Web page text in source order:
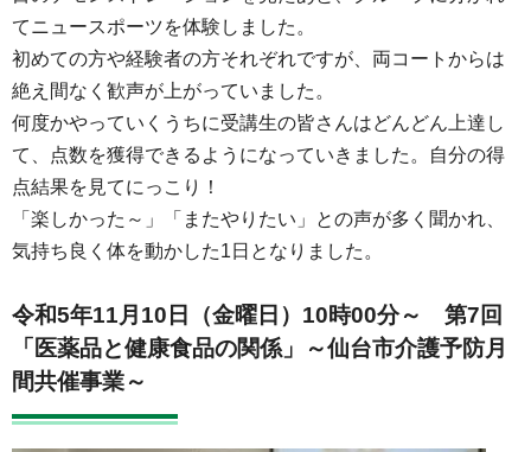
てニュースポーツを体験しました。
初めての方や経験者の方それぞれですが、両コートからは
絶え間なく歓声が上がっていました。
何度かやっていくうちに受講生の皆さんはどんどん上達し
て、点数を獲得できるようになっていきました。自分の得
点結果を見てにっこり！
「楽しかった～」「またやりたい」との声が多く聞かれ、
気持ち良く体を動かした1日となりました。
令和5年11月10日（金曜日）10時00分～ 第7回
「医薬品と健康食品の関係」～仙台市介護予防月
間共催事業～